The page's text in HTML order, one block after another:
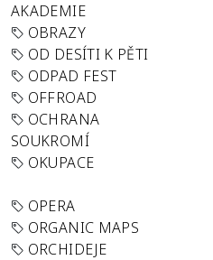
AKADEMIE
OBRAZY
OD DESÍTI K PĚTI
ODPAD FEST
OFFROAD
OCHRANA
SOUKROMÍ
OKUPACE
OPERA
ORGANIC MAPS
ORCHIDEJE